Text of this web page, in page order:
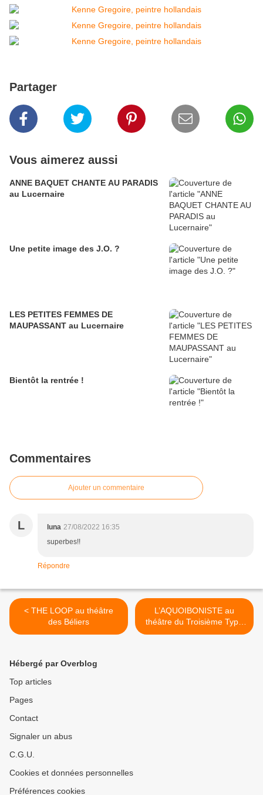
Partager
Vous aimerez aussi
ANNE BAQUET CHANTE AU PARADIS
au Lucernaire
Une petite image des J.O. ?
LES PETITES FEMMES DE
MAUPASSANT au Lucernaire
Bientôt la rentrée !
Commentaires
Ajouter un commentaire
L luna 27/08/2022 16:35
superbes!!
Répondre
< THE LOOP au théâtre
des Béliers
L’AQUOIBONISTE au
théâtre du Troisième Type
LE LUNDI 9 SEPTEMBRE !
Hébergé par Overblog
Top articles
Pages
Contact
Signaler un abus
C.G.U.
Cookies et données personnelles
Préférences cookies